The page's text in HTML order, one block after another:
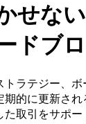
せない
ドブ
トラテジー、 ボ
期的に更新され
た取引をサポー